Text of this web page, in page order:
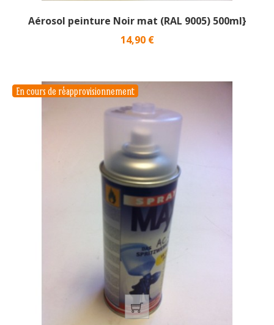
Aérosol peinture Noir mat (RAL 9005) 500ml}
Prix
14,90 €
En cours de réapprovisionnement